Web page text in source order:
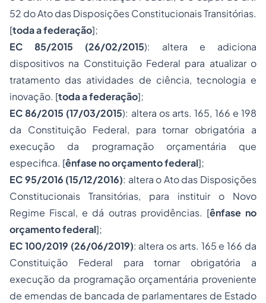
52 do Ato das Disposições Constitucionais Transitórias.
[toda a federação];
EC 85/2015 (26/02/2015): altera e adiciona
dispositivos na Constituição Federal para atualizar o
tratamento das atividades de ciência, tecnologia e
inovação. [toda a federação];
EC 86/2015 (17/03/2015): altera os arts. 165, 166 e 198
da Constituição Federal, para tornar obrigatória a
execução da programação orçamentária que
especifica. [ênfase no orçamento federal];
EC 95/2016 (15/12/2016): altera o Ato das Disposições
Constitucionais Transitórias, para instituir o Novo
Regime Fiscal, e dá outras providências. [ênfase no
orçamento federal];
EC 100/2019 (26/06/2019): altera os arts. 165 e 166 da
Constituição Federal para tornar obrigatória a
execução da programação orçamentária proveniente
de emendas de bancada de parlamentares de Estado